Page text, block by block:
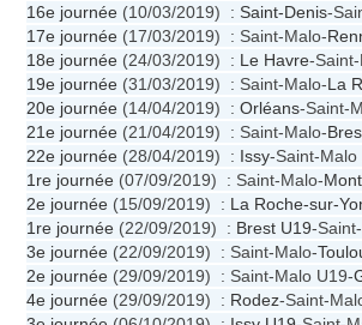
16e journée (10/03/2019) : Saint-Denis-
17e journée (17/03/2019) : Saint-Malo-
18e journée (24/03/2019) : Le Havre-
19e journée (31/03/2019) : Saint-Malo-La
20e journée (14/04/2019) : Orléans-Saint-
21e journée (21/04/2019) : Saint-Malo-
22e journée (28/04/2019) : Issy-Saint-Malo
1re journée (07/09/2019) : Saint-Malo-
2e journée (15/09/2019) : La Roche-sur-
1re journée (22/09/2019) : Brest U19-
3e journée (22/09/2019) : Saint-Malo-
2e journée (29/09/2019) : Saint-Malo U19-
4e journée (29/09/2019) : Rodez-Saint-